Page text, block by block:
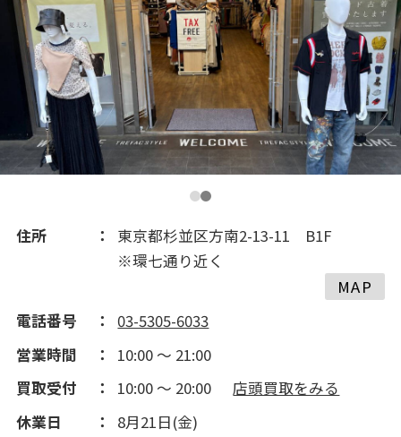
2019(310)
2018(30)
住所
東京都杉並区方南2-13-11 B1F
※環七通り近く
MAP
電話番号
03-5305-6033
営業時間
10:00 ～ 21:00
買取受付
10:00 ～ 20:00
店頭買取をみる
休業日
8月21日(金)